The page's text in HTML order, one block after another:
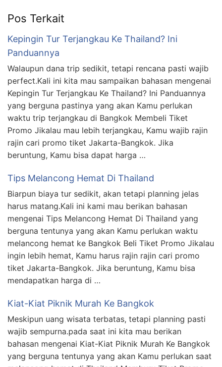
Pos Terkait
Kepingin Tur Terjangkau Ke Thailand? Ini
Panduannya
Walaupun dana trip sedikit, tetapi rencana pasti wajib
perfect.Kali ini kita mau sampaikan bahasan mengenai
Kepingin Tur Terjangkau Ke Thailand? Ini Panduannya
yang berguna pastinya yang akan Kamu perlukan
waktu trip terjangkau di Bangkok Membeli Tiket
Promo Jikalau mau lebih terjangkau, Kamu wajib rajin
rajin cari promo tiket Jakarta-Bangkok. Jika
beruntung, Kamu bisa dapat harga …
Tips Melancong Hemat Di Thailand
Biarpun biaya tur sedikit, akan tetapi planning jelas
harus matang.Kali ini kami mau berikan bahasan
mengenai Tips Melancong Hemat Di Thailand yang
berguna tentunya yang akan Kamu perlukan waktu
melancong hemat ke Bangkok Beli Tiket Promo Jikalau
ingin lebih hemat, Kamu harus rajin rajin cari promo
tiket Jakarta-Bangkok. Jika beruntung, Kamu bisa
mendapatkan harga di …
Kiat-Kiat Piknik Murah Ke Bangkok
Meskipun uang wisata terbatas, tetapi planning pasti
wajib sempurna.pada saat ini kita mau berikan
bahasan mengenai Kiat-Kiat Piknik Murah Ke Bangkok
yang berguna tentunya yang akan Kamu perlukan saat